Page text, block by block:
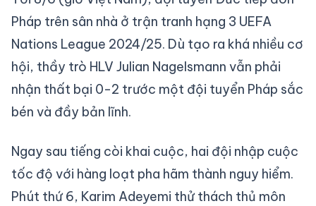
Pháp trên sân nhà ở trận tranh hạng 3 UEFA
Nations League 2024/25. Dù tạo ra khá nhiều cơ
hội, thầy trò HLV Julian Nagelsmann vẫn phải
nhận thất bại 0-2 trước một đội tuyển Pháp sắc
bén và đầy bản lĩnh.
Ngay sau tiếng còi khai cuộc, hai đội nhập cuộc
tốc độ với hàng loạt pha hãm thành nguy hiểm.
Phút thứ 6, Karim Adeyemi thử thách thủ môn